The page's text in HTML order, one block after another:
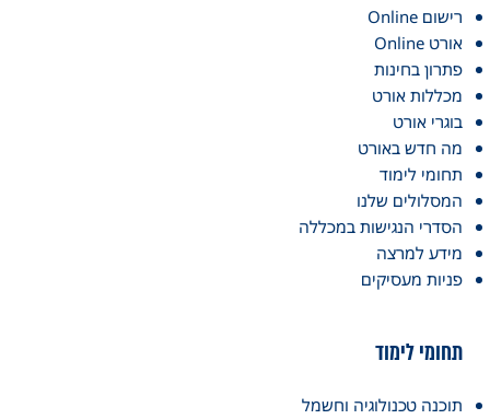
רישום Online
אורט Online
פתרון בחינות
מכללות אורט
בוגרי אורט
מה חדש באורט
תחומי לימוד
המסלולים שלנו
הסדרי הנגישות במכללה
מידע למרצה
פניות מעסיקים
תחומי לימוד
תוכנה טכנולוגיה וחשמל